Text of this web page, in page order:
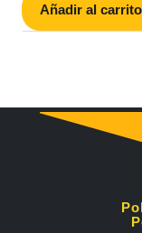
Añadir al carrito